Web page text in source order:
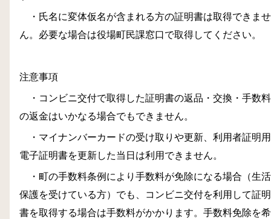
・氏名に変体仮名が含まれる方の証明書は取得できませ
ん。必要な場合は役場町民課窓口で取得してください。
注意事項
・コンビニ交付で取得した証明書の返品・交換・手数料
の返金はいかなる場合でもできません。
・マイナンバーカードの受け取りや更新、利用者証明用
電子証明書を更新した当日は利用できません。
・町の手数料条例により手数料が免除になる場合（生活
保護を受けている方）でも、コンビニ交付を利用して証明
書を取得する場合は手数料がかかります。手数料免除を希